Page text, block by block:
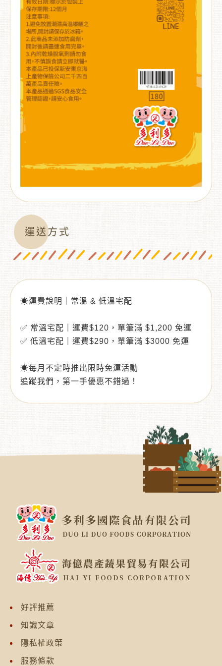
運送方式
☀運費說明｜常溫 & 低溫宅配
✅ 常溫宅配｜運費$120，單筆滿 $1,200 免運
✅ 低溫宅配｜運費$290，單筆滿 $3000 免運
☀每月不定時推出限時免運活動
追蹤我們，第一手優惠不錯過！
好評推薦
知識文章
隱私權政策
服務條款